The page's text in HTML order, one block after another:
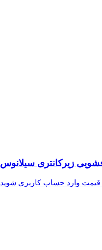
زیرکانتری سیلانوس
قیمت وارد حساب کاربری شوید